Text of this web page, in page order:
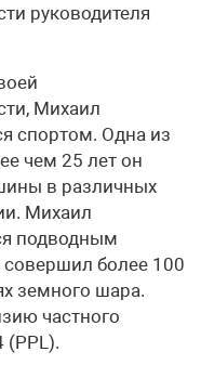
руководителя
Михаил
спортом. Одна из
чем 25 лет он
в различных
Михаил
подводным
более 100
земного шара.
частного
(PPL).